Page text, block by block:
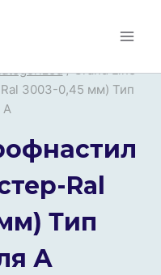
/ Grand Line
3003-0,45 мм) Тип
А
Ral
Тип
А